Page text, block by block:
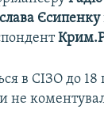
Єсипенку
в СІЗО до 18
не